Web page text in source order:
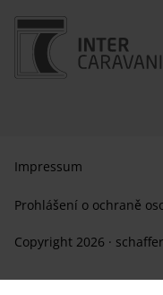
Impressum
Prohlášení o ochraně
Copyright 2026 ·